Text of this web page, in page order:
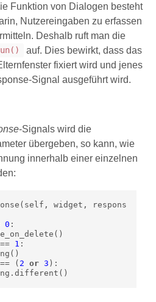
Funktion von Dialogen besteht
Nutzereingaben zu erfassen
Deshalb ruft man die
auf. Dies bewirkt, dass das
fixiert wird und jenes
Signal ausgeführt wird.
-Signals wird die
übergeben, so kann, wie
innerhalb einer einzelnen
( self , widget ,
respons
0 :
()
== 1 :
()
== ( 2 or 3 ):
. different ()